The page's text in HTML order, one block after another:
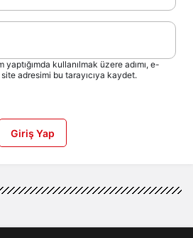
kullanılmak üzere adımı, e-
adresimi bu tarayıcıya kaydet.
Giriş Yap